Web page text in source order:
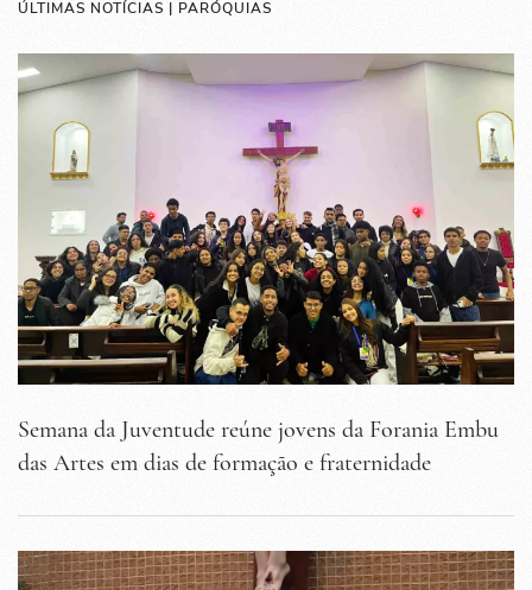
ÚLTIMAS NOTÍCIAS | PARÓQUIAS
Semana da Juventude reúne jovens da Forania Embu
das Artes em dias de formação e fraternidade